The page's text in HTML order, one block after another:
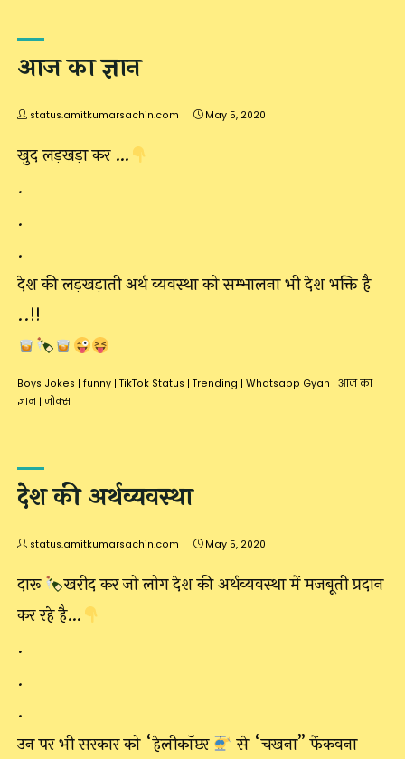
आज का ज्ञान
status.amitkumarsachin.com May 5, 2020
खुद लड़खड़ा कर …
.
.
.
देश की लड़खड़ाती अर्थ व्यवस्था को सम्भालना भी देश भक्ति है
..!!
Boys Jokes funny TikTok Status Trending Whatsapp Gyan
आज का
ज्ञान
जोक्स
देश की अर्थव्यवस्था
status.amitkumarsachin.com May 5, 2020
दारू
खरीद कर जो लोग देश की अर्थव्यवस्था में मजबूती प्रदान
कर रहे है…
.
.
.
उन पर भी सरकार को “हेलीकॉप्टर
से “चखना” फेंकवना